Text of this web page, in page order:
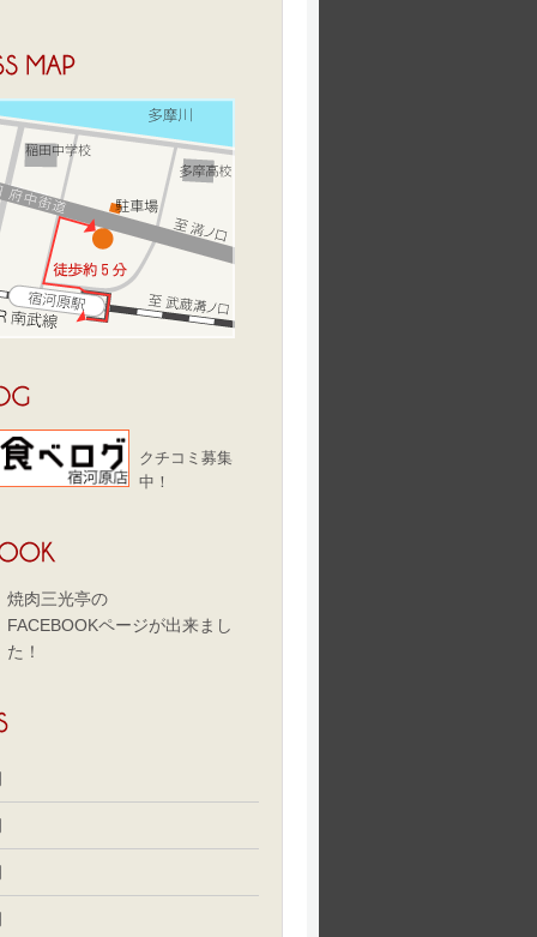
クチコミ募集
中！
焼肉三光亭の
FACEBOOKページが出来まし
た！